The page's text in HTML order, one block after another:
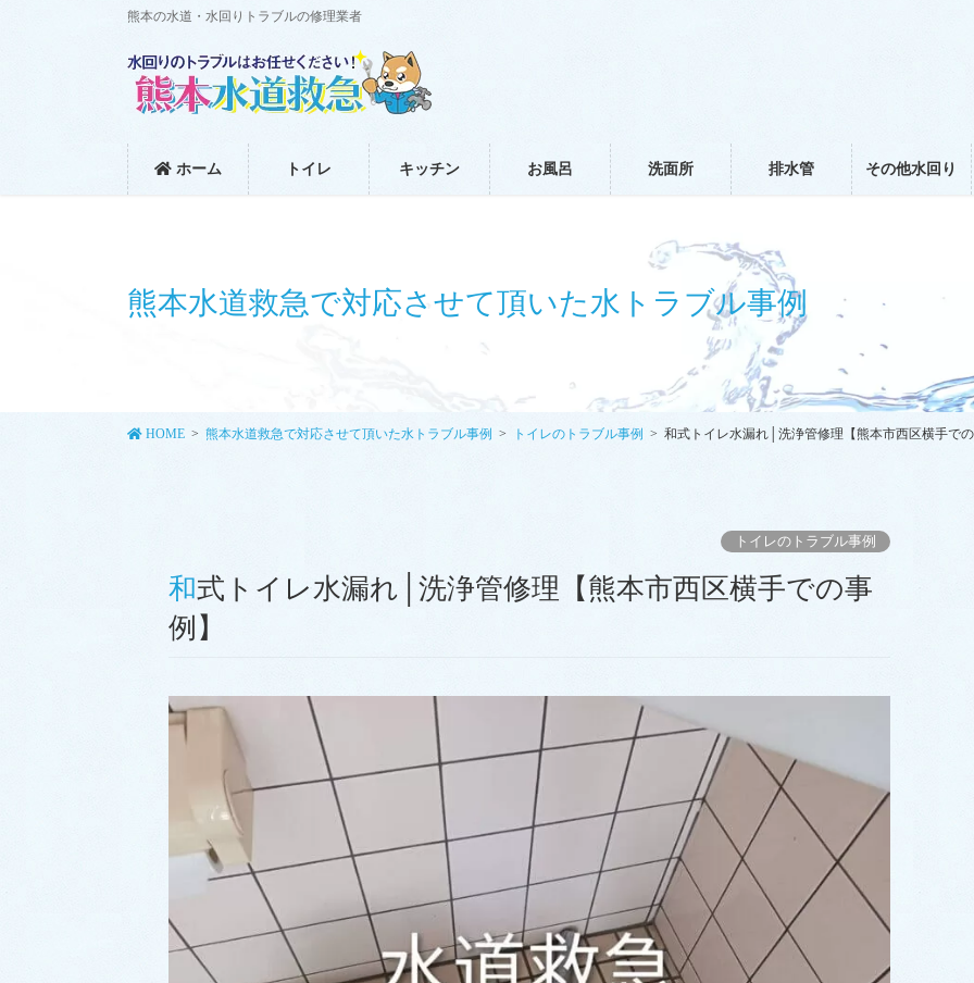
熊本の水道・水回りトラブルの修理業者
ホーム トイレ キッチン お風呂 洗面所 排水管 その他水回り
熊本水道救急で対応させて頂いた水トラブル事例
HOME 熊本水道救急で対応させて頂いた水トラブル事例 トイレのトラブル事例 和式トイレ水漏れ│洗浄管修理【熊本市西区横手で
トイレのトラブル事例
和式トイレ水漏れ│洗浄管修理【熊本市西区横手での事
例】